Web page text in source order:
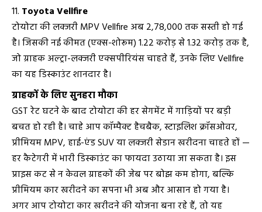
Toyota Vellfire
टोयोटा की लक्जरी MPV Vellfire अब ₹2,78,000 तक सस्ती हो गई
है। जिसकी नई कीमत (एक्स-शोरूम) ₹1.22 करोड़ से ₹1.32 करोड़ तक है,
जो ग्राहक अल्ट्रा-लक्जरी एक्सपीरियंस चाहते हैं, उनके लिए Vellfire
का यह डिस्काउंट शानदार है।
ग्राहकों के लिए सुनहरा मौका
GST रेट घटने के बाद टोयोटा की हर सेगमेंट में गाड़ियों पर बड़ी
बचत हो रही है। चाहे आप कॉम्पैक्ट हैचबैक, स्टाइलिश क्रॉसओवर,
प्रीमियम MPV, हाई-एंड SUV या लक्जरी सेडान खरीदना चाहते हों —
हर कैटेगरी में भारी डिस्काउंट का फायदा उठाया जा सकता है। इस
प्राइस कट से न केवल ग्राहकों की जेब पर बोझ कम होगा, बल्कि
प्रीमियम कार खरीदने का सपना भी अब और आसान हो गया है।
अगर आप टोयोटा कार खरीदने की योजना बना रहे हैं, तो यह